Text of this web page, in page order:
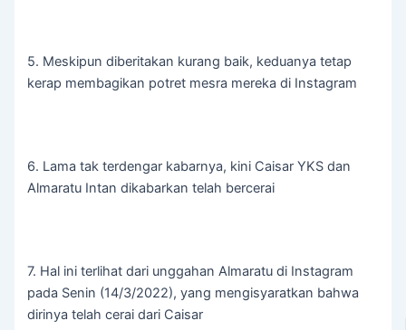
5. Meskipun diberitakan kurang baik, keduanya tetap
kerap membagikan potret mesra mereka di Instagram
6. Lama tak terdengar kabarnya, kini Caisar YKS dan
Almaratu Intan dikabarkan telah bercerai
7. Hal ini terlihat dari unggahan Almaratu di Instagram
pada Senin (14/3/2022), yang mengisyaratkan bahwa
dirinya telah cerai dari Caisar